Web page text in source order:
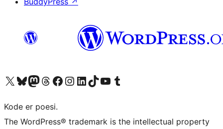
Besøg vores X (tidligere Twitter) konto
Besøg vores Bluesky-konto
Besøg vores Mastodon konto
Besøg vores Threads-konto
Besøg vores Facebook sideBesøg vores Instagram konto
Besøg vores LinkedIn konto
Besøg vores TikTok-konto
Besøg vores YouTube-kanalBesøg vores Tumblr-konto
Kode er poesi.
The WordPress® trademark is the intellectual property